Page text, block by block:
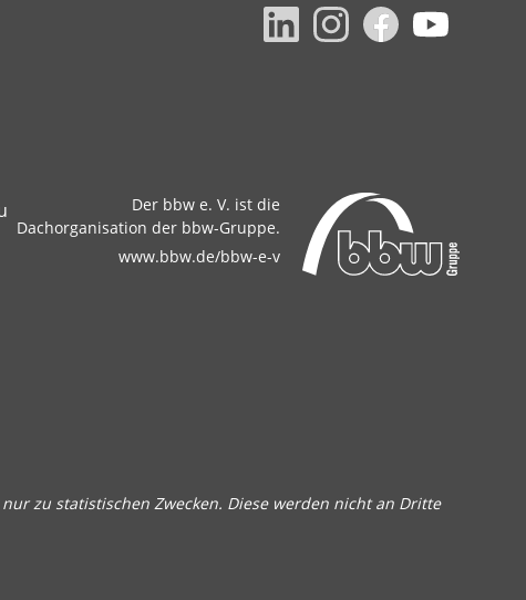
Der bbw e. V. ist die
Dachorganisation der bbw-Gruppe.
www.bbw.de/bbw-e-v
zu statistischen Zwecken. Diese werden nicht an Dritte